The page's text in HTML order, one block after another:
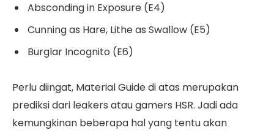
Absconding in Exposure (E4)
Cunning as Hare, Lithe as Swallow (E5)
Burglar Incognito (E6)
Perlu diingat, Material Guide di atas merupakan
prediksi dari leakers atau gamers HSR. Jadi ada
kemungkinan beberapa hal yang tentu akan